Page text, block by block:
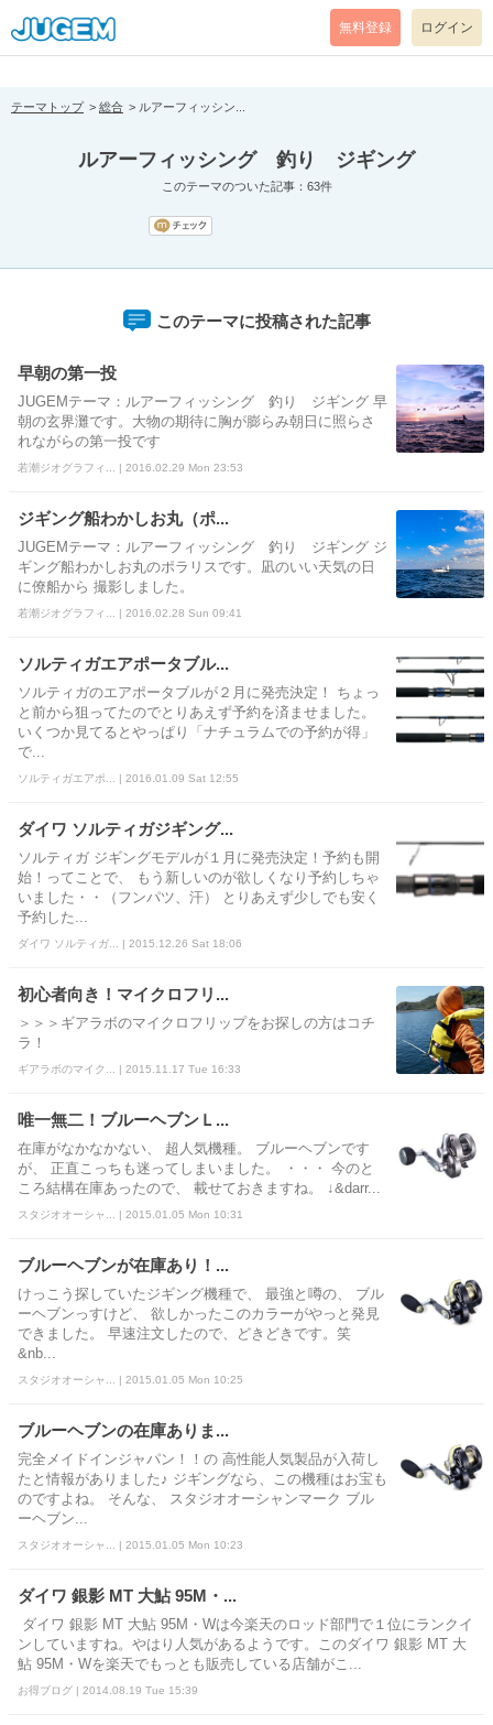
[pear_error: message="Success" code=0 mode=return level=notice
prefix="" info=""]
無料登録 ログイン
テーマトップ 総合 ルアーフィッシン...
ルアーフィッシング 釣り ジギング
このテーマのついた記事：63件
このテーマに投稿された記事
早朝の第一投
JUGEMテーマ：ルアーフィッシング 釣り ジギング 早
朝の玄界灘です。大物の期待に胸が膨らみ朝日に照らさ
れながらの第一投です
若潮ジオグラフィ... | 2016.02.29 Mon 23:53
ジギング船わかしお丸（ポ...
JUGEMテーマ：ルアーフィッシング 釣り ジギング ジ
ギング船わかしお丸のポラリスです。凪のいい天気の日
に僚船から 撮影しました。
若潮ジオグラフィ... | 2016.02.28 Sun 09:41
ソルティガエアポータブル...
ソルティガのエアポータブルが２月に発売決定！ ちょっ
と前から狙ってたのでとりあえず予約を済ませました。
いくつか見てるとやっぱり「ナチュラムでの予約が得」
で...
ソルティガエアポ... | 2016.01.09 Sat 12:55
ダイワ ソルティガジギング...
ソルティガ ジギングモデルが１月に発売決定！予約も開
始！ってことで、 もう新しいのが欲しくなり予約しちゃ
いました・・（フンパツ、汗） とりあえず少しでも安く
予約した...
ダイワ ソルティガ... | 2015.12.26 Sat 18:06
初心者向き！マイクロフリ...
＞＞＞ギアラボのマイクロフリップをお探しの方はコチ
ラ！
ギアラボのマイク... | 2015.11.17 Tue 16:33
唯一無二！ブルーヘブンＬ...
在庫がなかなかない、 超人気機種。 ブルーヘブンです
が、 正直こっちも迷ってしまいました。 ・・・ 今のと
ころ結構在庫あったので、 載せておきますね。 ↓&darr...
スタジオオーシャ... | 2015.01.05 Mon 10:31
ブルーヘブンが在庫あり！...
けっこう探していたジギング機種で、 最強と噂の、 ブル
ーヘブンっすけど、 欲しかったこのカラーがやっと発見
できました。 早速注文したので、どきどきです。笑
&nb...
スタジオオーシャ... | 2015.01.05 Mon 10:25
ブルーヘブンの在庫ありま...
完全メイドインジャパン！！の 高性能人気製品が入荷し
たと情報がありました♪ ジギングなら、この機種はお宝も
のですよね。 そんな、 スタジオオーシャンマーク ブル
ーヘブン...
スタジオオーシャ... | 2015.01.05 Mon 10:23
ダイワ 銀影 MT 大鮎 95M・...
ダイワ 銀影 MT 大鮎 95M・Wは今楽天のロッド部門で１位にランクイ
ンしていますね。やはり人気があるようです。このダイワ 銀影 MT 大
鮎 95M・Wを楽天でもっとも販売している店舗がこ...
お得ブログ | 2014.08.19 Tue 15:39